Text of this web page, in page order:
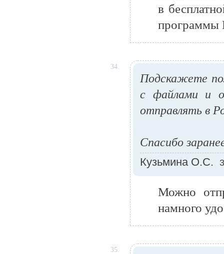
в
программы
34.
Подскажете
с файлами и
отправлять в
Спасибо
Кузьмина О.С.
Можно
намного
35.